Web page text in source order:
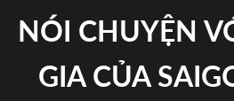
NÓI CHUYỆN
GIA CỦA